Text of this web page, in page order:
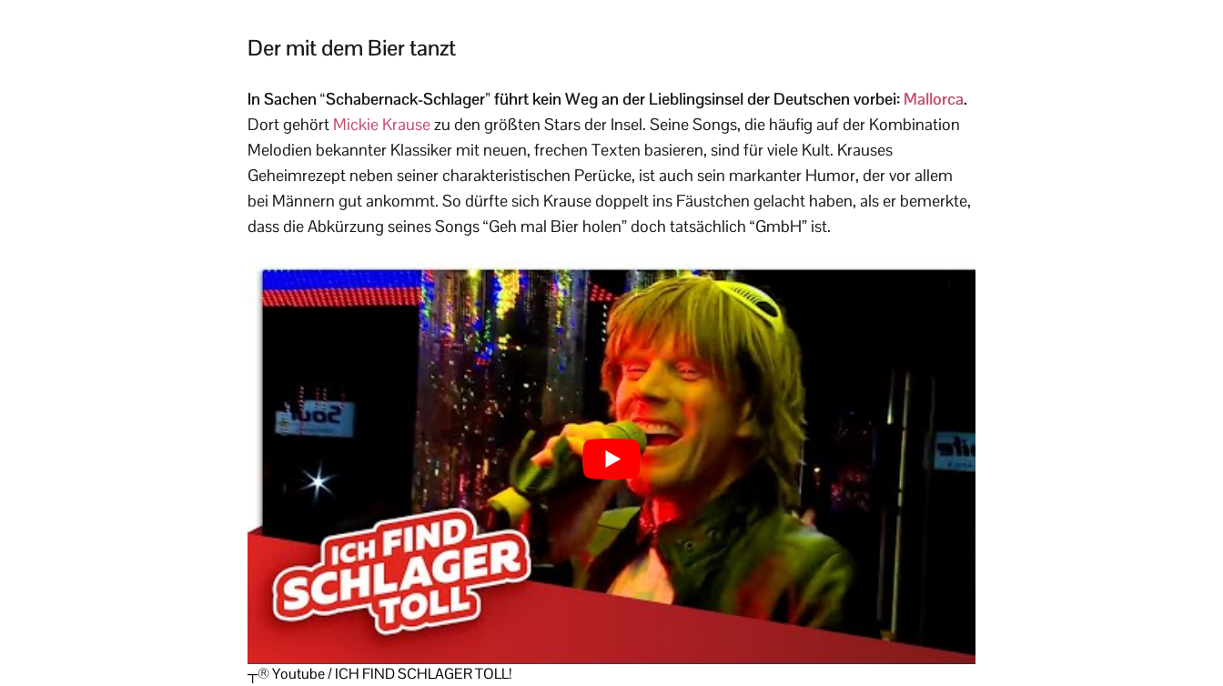
Der mit dem Bier tanzt
In Sachen “Schabernack-Schlager” führt kein Weg an der Lieblingsinsel der Deutschen vorbei: Mallorca.
Dort gehört Mickie Krausezu den größten Stars der Insel. Seine Songs, die häufig auf der Kombination
Melodien bekannter Klassiker mit neuen, frechen Texten basieren, sind für viele Kult. Krauses
Geheimrezept neben seiner charakteristischen Perücke, ist auch sein markanter Humor, der vor allem
bei Männern gut ankommt. So dürfte sich Krause doppelt ins Fäustchen gelacht haben, als er bemerkte,
dass die Abkürzung seines Songs “Geh mal Bier holen” doch tatsächlich “GmbH” ist.
┬® Youtube / ICH FIND SCHLAGER TOLL!